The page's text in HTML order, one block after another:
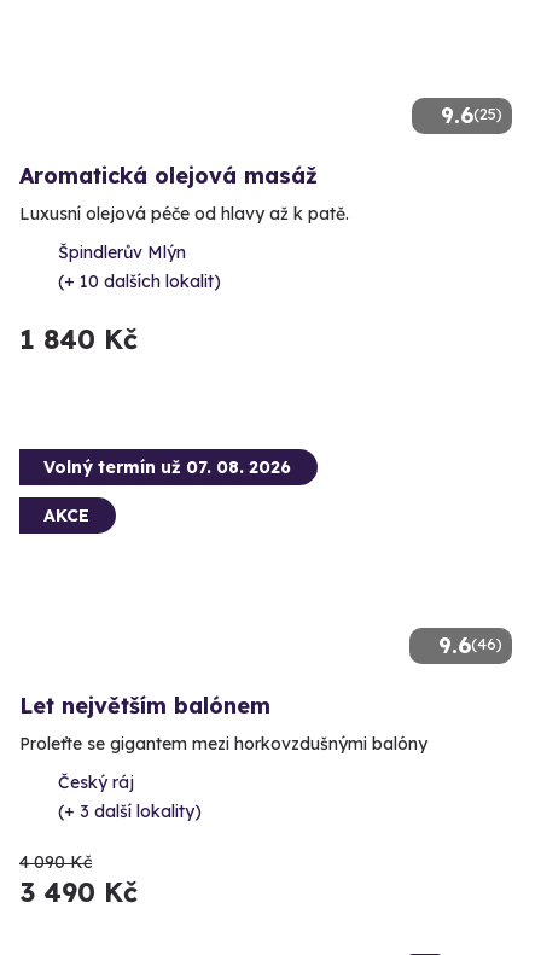
9.6(25)
Aromatická olejová masáž
Luxusní olejová péče od hlavy až k patě.
Špindlerův Mlýn
(+ 10 dalších lokalit)
1 840 Kč
9.6(46)
Volný termín už 07. 08. 2026
AKCE
Let největším balónem
Proleťte se gigantem mezi horkovzdušnými balóny
Český ráj
(+ 3 další lokality)
4 090 Kč
3 490 Kč